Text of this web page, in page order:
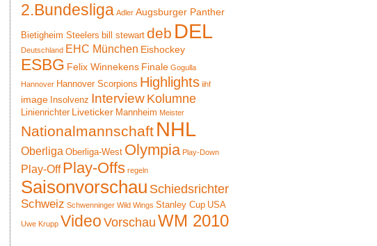
2.Bundesliga Adler Augsburger Panther
Bietigheim Steelers bill stewart deb DEL
Deutschland EHC München Eishockey
ESBG Felix Winnekens Finale Gogulla
Hannover Hannover Scorpions Highlights iihf
image Insolvenz Interview Kolumne
Linienrichter Liveticker Mannheim Meister
Nationalmannschaft NHL
Oberliga Oberliga-West Olympia Play-Down
Play-Off Play-Offs regeln
Saisonvorschau Schiedsrichter
Schweiz Schwenninger Wild Wings Stanley Cup USA
Uwe Krupp Video Vorschau WM 2010